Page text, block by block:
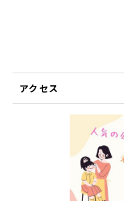
アクセス